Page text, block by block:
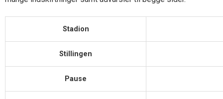
Stadion
Stillingen
Pause